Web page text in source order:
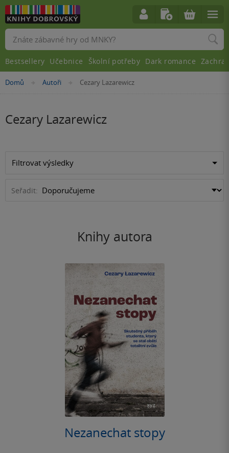
Nacházíte
Domů »Autoři »
Cezary Lazarewicz
Cezary Lazarewicz
Filtrovat výsledky
Seřadit:
Knihy autora
Nezanechat stopy
Vyhledávání
Bestsellery Učebnice Školní potřeby Dark romance